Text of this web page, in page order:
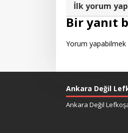
İlk yorum
Bir yanıt
Yorum yapabilmek
Ankara Değil
Ankara Değil